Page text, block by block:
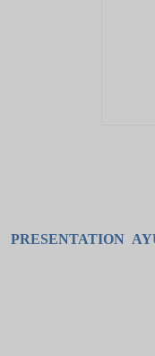
PRESENTATION